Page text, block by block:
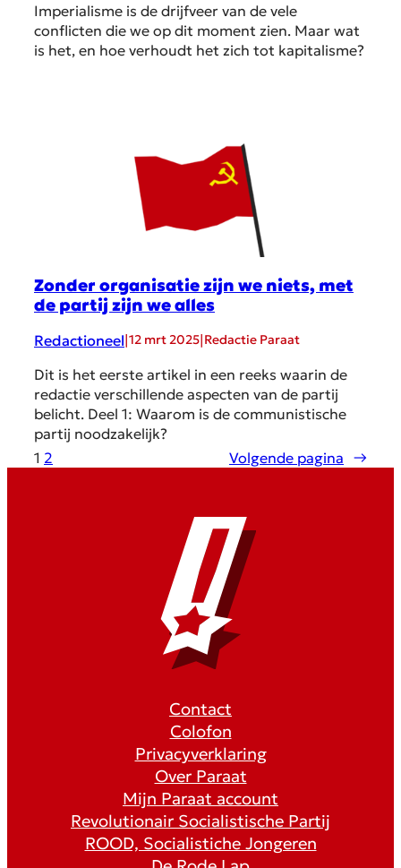
Imperialisme is de drijfveer van de vele
conflicten die we op dit moment zien. Maar wat
is het, en hoe verhoudt het zich tot kapitalisme?
Zonder organisatie zijn we niets, met
de partij zijn we alles
Redactioneel|12 mrt 2025|Redactie Paraat
Dit is het eerste artikel in een reeks waarin de
redactie verschillende aspecten van de partij
belicht. Deel 1: Waarom is de communistische
partij noodzakelijk?
1 2 Volgende pagina →
Contact
Colofon
Privacyverklaring
Over Paraat
Mijn Paraat account
Revolutionair Socialistische Partij
ROOD, Socialistiche Jongeren